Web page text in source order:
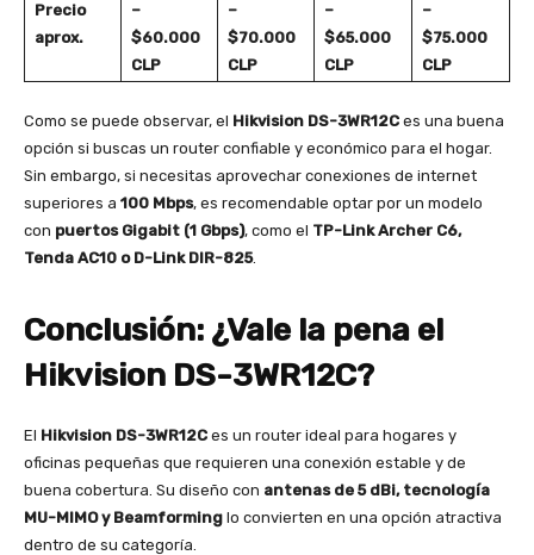
Precio
aprox.
–
$60.000
CLP
–
$70.000
CLP
–
$65.000
CLP
–
$75.000
CLP
Como se puede observar, el Hikvision DS-3WR12C es una buena
opción si buscas un router confiable y económico para el hogar.
Sin embargo, si necesitas aprovechar conexiones de internet
superiores a 100 Mbps, es recomendable optar por un modelo
con puertos Gigabit (1 Gbps), como el TP-Link Archer C6,
Tenda AC10 o D-Link DIR-825.
Conclusión: ¿Vale la pena el
Hikvision DS-3WR12C?
El Hikvision DS-3WR12C es un router ideal para hogares y
oficinas pequeñas que requieren una conexión estable y de
buena cobertura. Su diseño con antenas de 5 dBi, tecnología
MU-MIMO y Beamforming lo convierten en una opción atractiva
dentro de su categoría.